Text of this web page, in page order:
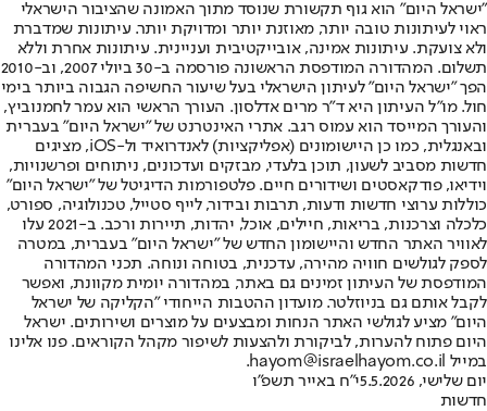
"ישראל היום" הוא גוף תקשורת שנוסד מתוך האמונה שהציבור הישראלי
ראוי לעיתונות טובה יותר, מאוזנת יותר ומדויקת יותר. עיתונות שמדברת
ולא צועקת. עיתונות אמינה, אובייקטיבית ועניינית. עיתונות אחרת וללא
תשלום. המהדורה המודפסת הראשונה פורסמה ב-30 ביולי 2007, וב-2010
הפך "ישראל היום" לעיתון הישראלי בעל שיעור החשיפה הגבוה ביותר בימי
חול. מו"ל העיתון היא ד"ר מרים אדלסון. העורך הראשי הוא עמר לחמנוביץ,
והעורך המייסד הוא עמוס רגב. אתרי האינטרנט של "ישראל היום" בעברית
ובאנגלית, כמו כן היישומונים (אפליקציות) לאנדרואיד ול-iOS, מציגים
חדשות מסביב לשעון, תוכן בלעדי, מבזקים ועדכונים, ניתוחים ופרשנויות,
וידיאו, פודקאסטים ושידורים חיים. פלטפורמות הדיגיטל של "ישראל היום"
כוללות ערוצי חדשות ודעות, תרבות ובידור, לייף סטייל, טכנולוגיה, ספורט,
כלכלה וצרכנות, בריאות, חיילים, אוכל, יהדות, תיירות ורכב. ב-2021 עלו
לאוויר האתר החדש והיישומון החדש של "ישראל היום" בעברית, במטרה
לספק לגולשים חוויה מהירה, עדכנית, בטוחה ונוחה. תכני המהדורה
המודפסת של העיתון זמינים גם באתר, במהדורה יומית מקוונת, ואפשר
לקבל אותם גם בניוזלטר. מועדון ההטבות הייחודי "הקליקה של ישראל
היום" מציע לגולשי האתר הנחות ומבצעים על מוצרים ושירותים. ישראל
היום פתוח להערות, לביקורת ולהצעות לשיפור מקהל הקוראים. פנו אלינו
במייל hayom@israelhayom.co.il.
יום שלישי, 5.5.2026
י"ח באייר תשפ"ו
חדשות